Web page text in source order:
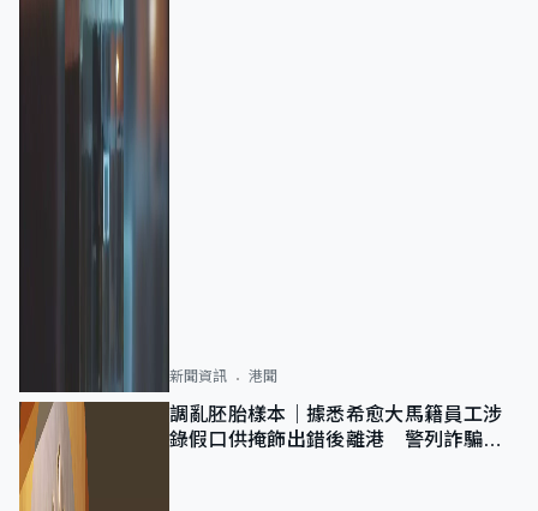
新聞資訊 港聞
調亂胚胎樣本｜據悉希愈大馬籍員工涉
錄假口供掩飾出錯後離港 警列詐騙